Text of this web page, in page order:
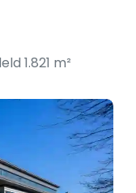
1.821 m²